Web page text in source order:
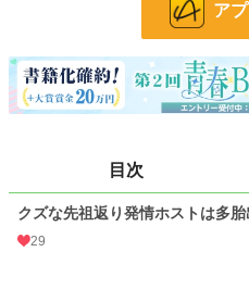
更新日時 2022.12.13 20:08
初回公開日時 2022.12.13 20:08
週間ポイント 126 pt (31,014 位)
月間ポイント
ア
目次
クズな先祖返り発情ホストは多
29